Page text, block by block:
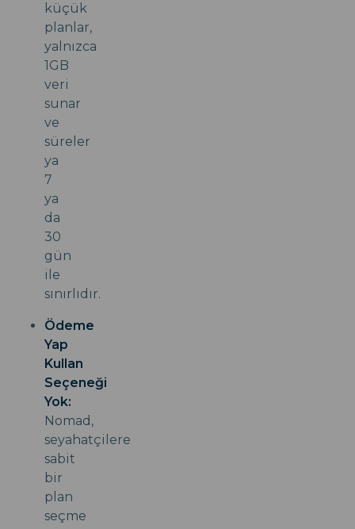
küçük
planlar,
yalnızca
1GB
veri
sunar
ve
süreler
ya
7
ya
da
30
gün
ile
sınırlıdır.
Ödeme
Yap
Kullan
Seçeneği
Yok:
Nomad,
seyahatçilere
sabit
bir
plan
seçme